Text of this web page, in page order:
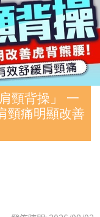
頸背操」 一
頸痛明顯改善